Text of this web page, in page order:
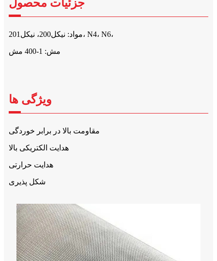
جزئیات محصول
مواد: نیکل200، نیکل201، N4، N6،
مش: 1-400 مش
ویژگی ها
مقاومت بالا در برابر خوردگی
هدایت الکتریکی بالا
هدایت حرارتی
شکل پذیری